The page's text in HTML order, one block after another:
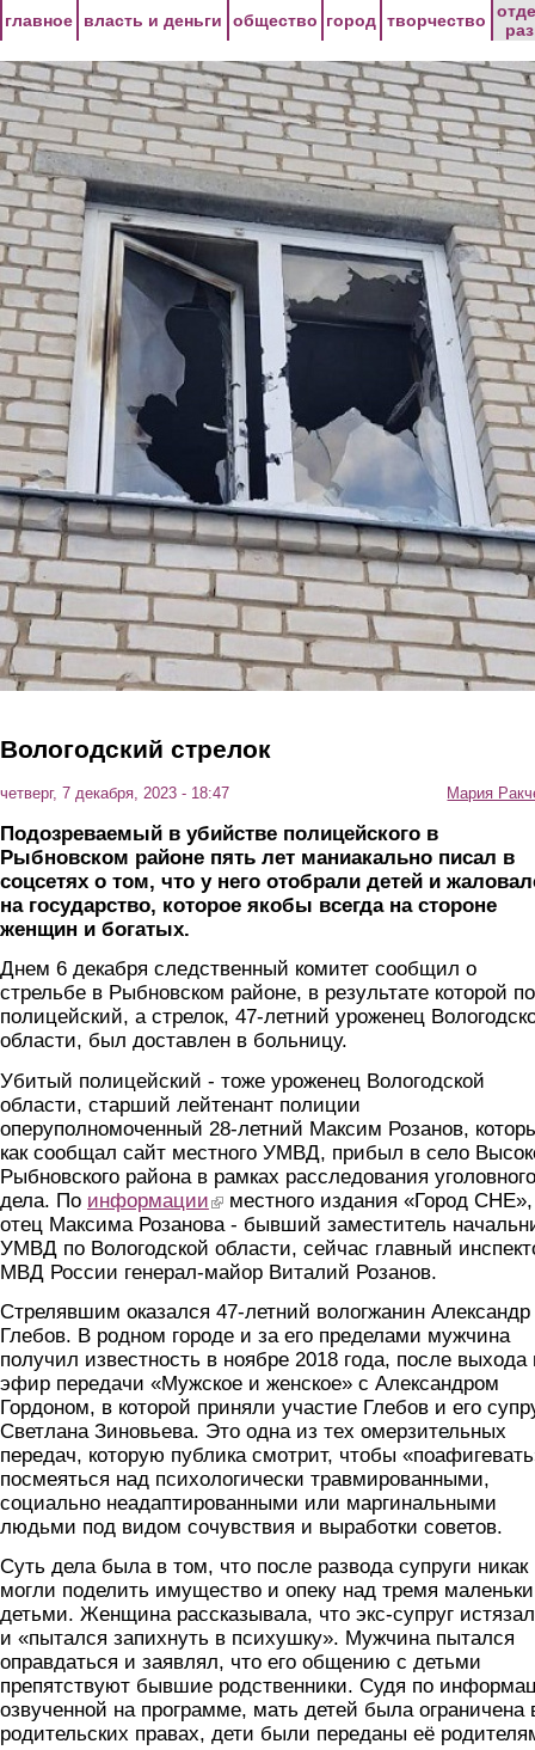
главное власть и деньги общество город творчество
Вологодский стрелок
четверг, 7 декабря, 2023 - 18:47 Мария
Подозреваемый в убийстве полицейского в
Рыбновском районе пять лет маниакально писал в
соцсетях о том, что у него отобрали детей и
на государство, которое якобы всегда на стороне
женщин и богатых.
Днем 6 декабря следственный комитет сообщил о
стрельбе в Рыбновском районе, в результате которой
полицейский, а стрелок, 47-летний уроженец
области, был доставлен в больницу.
Убитый полицейский - тоже уроженец Вологодской
области, старший лейтенант полиции
оперуполномоченный 28-летний Максим Розанов,
как сообщал сайт местного УМВД, прибыл в село
Рыбновского района в рамках расследования уголовного
дела. По информации (link is external)
местного издания «Город СHE»,
отец Максима Розанова - бывший заместитель
УМВД по Вологодской области, сейчас главный
МВД России генерал-майор Виталий Розанов.
Стрелявшим оказался 47-летний вологжанин Александр
Глебов. В родном городе и за его пределами мужчина
получил известность в ноябре 2018 года, после выхода
эфир передачи «Мужское и женское» с Александром
Гордоном, в которой приняли участие Глебов и его
Светлана Зиновьева. Это одна из тех омерзительных
передач, которую публика смотрит, чтобы
посмеяться над психологически травмированными,
социально неадаптированными или маргинальными
людьми под видом сочувствия и выработки советов.
Суть дела была в том, что после развода супруги никак
могли поделить имущество и опеку над тремя
детьми. Женщина рассказывала, что экс-супруг
и «пытался запихнуть в психушку». Мужчина пытался
оправдаться и заявлял, что его общению с детьми
препятствуют бывшие родственники. Судя по
озвученной на программе, мать детей была ограничена
родительских правах, дети были переданы её